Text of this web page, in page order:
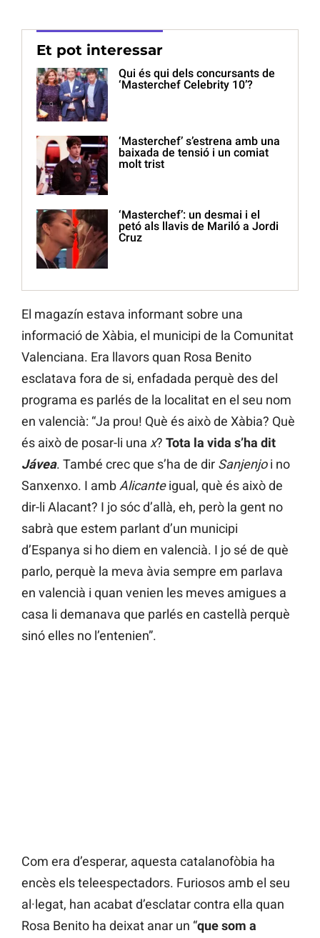
Et pot interessar
Qui és qui dels concursants de
‘Masterchef Celebrity 10’?
‘Masterchef’ s’estrena amb una
baixada de tensió i un comiat
molt trist
‘Masterchef’: un desmai i el
petó als llavis de Mariló a Jordi
Cruz
El magazín estava informant sobre una
informació de Xàbia, el municipi de la Comunitat
Valenciana. Era llavors quan Rosa Benito
esclatava fora de si, enfadada perquè des del
programa es parlés de la localitat en el seu nom
en valencià: “Ja prou! Què és això de Xàbia? Què
és això de posar-li una x? Tota la vida s’ha dit
Jávea. També crec que s’ha de dir Sanjenjoi no
Sanxenxo. I amb Alicanteigual, què és això de
dir-li Alacant? I jo sóc d’allà, eh, però la gent no
sabrà que estem parlant d’un municipi
d’Espanya si ho diem en valencià. I jo sé de què
parlo, perquè la meva àvia sempre em parlava
en valencià i quan venien les meves amigues a
casa li demanava que parlés en castellà perquè
sinó elles no l’entenien”.
Com era d’esperar, aquesta catalanofòbia ha
encès els teleespectadors. Furiosos amb el seu
al·legat, han acabat d’esclatar contra ella quan
Rosa Benito ha deixat anar un “que som a